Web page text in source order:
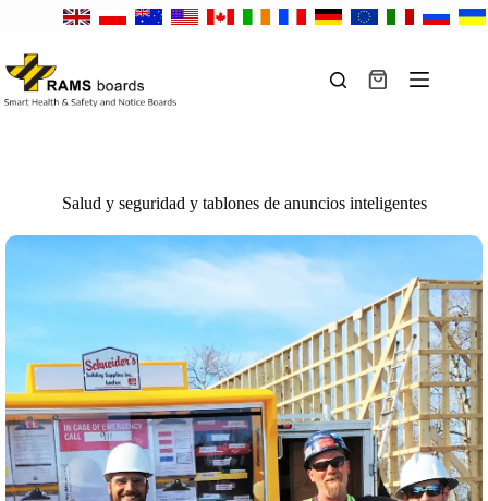
Carro
Salud y seguridad y tablones de anuncios inteligentes